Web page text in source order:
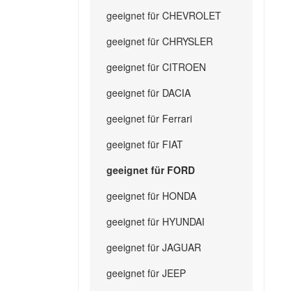
geeignet für CHEVROLET
geeignet für CHRYSLER
geeignet für CITROEN
geeignet für DACIA
geeignet für Ferrari
geeignet für FIAT
geeignet für FORD
geeignet für HONDA
geeignet für HYUNDAI
geeignet für JAGUAR
geeignet für JEEP